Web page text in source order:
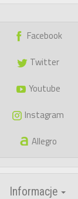
Facebook
Twitter
Youtube
Instagram
Allegro
Informacje